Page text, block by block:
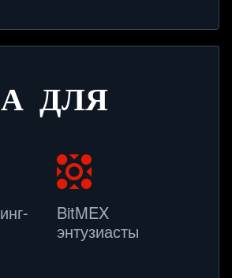
ДЛЯ
BitMEX
энтузиасты